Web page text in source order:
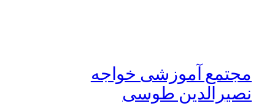
مجتمع آموزشی خواجه
نصیرالدین طوسی